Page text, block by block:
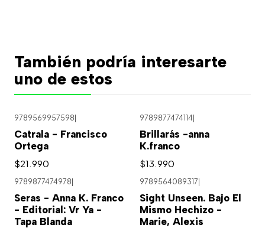
También podría interesarte
uno de estos
9789569957598
Catrala - Francisco
Ortega
$21.990
9789877474114
Brillarás -anna
K.franco
$13.990
9789877474978|
Seras - Anna K. Franco
- Editorial: Vr Ya -
Tapa Blanda
9789564089317|
Sight Unseen. Bajo El
Mismo Hechizo -
Marie, Alexis